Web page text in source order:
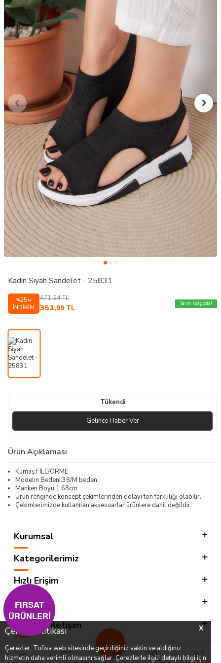
X
Çerez Politikası
Çerezler, Tofisa web sitesinde geçirdiğiniz vaktin ve aldığınız
hizmetin daha verimli olmasını sağlar. Çerezlerle ilgili detaylı bilgi için
0 0
Kadın Siyah Sandelet - 25831
%25
İNDIRIM
471,24TL
351,99 TL
Yarın Kargoda!
Tükendi
Gelince Haber Ver
Ürün Açıklaması
Kumaş:FİLE/ÖRME
Modelin Bedeni:38/M beden.
Manken Boyu:1.68cm.
Ürün renginde konsept çekimlerinden dolayı ton farklılığı olabilir.
Çekimlerimizde kullanılan aksesuarlar ürünlere dahil değildir.
Kurumsal
Kategorilerimiz
Hızlı Erişim
Sosyal
Adres & İletişim
FIRSAT
ÜRÜNLERİ